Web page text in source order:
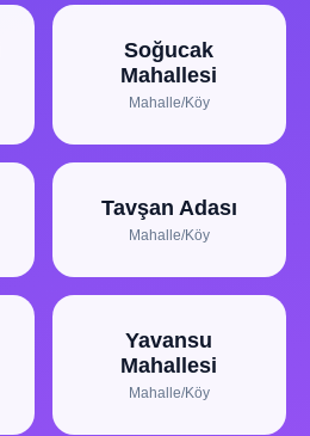
Soğucak
Mahallesi
Mahalle/Köy
Tavşan Adası
Mahalle/Köy
Yavansu
Mahallesi
Mahalle/Köy